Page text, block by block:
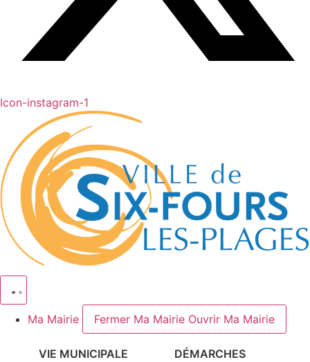
Icon-instagram-1
Ma Mairie Fermer Ma Mairie Ouvrir Ma Mairie
VIE MUNICIPALE DÉMARCHES